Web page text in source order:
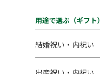
用途で選ぶ（ギフト）
結婚祝い・内祝い